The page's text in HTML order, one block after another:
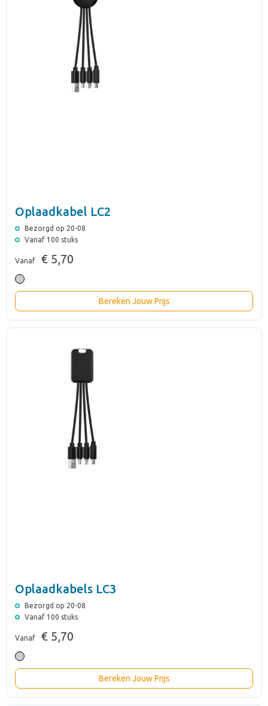
Oplaadkabel LC2
Bezorgd op 20-08
Vanaf 100 stuks
Vanaf € 5,70
Bereken Jouw Prijs
Oplaadkabels LC3
Bezorgd op 20-08
Vanaf 100 stuks
Vanaf € 5,70
Bereken Jouw Prijs